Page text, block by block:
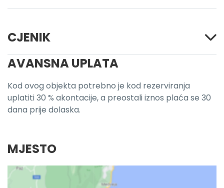
CJENIK
AVANSNA UPLATA
Kod ovog objekta potrebno je kod rezerviranja
uplatiti 30 % akontacije, a preostali iznos plaća se 30
dana prije dolaska.
MJESTO